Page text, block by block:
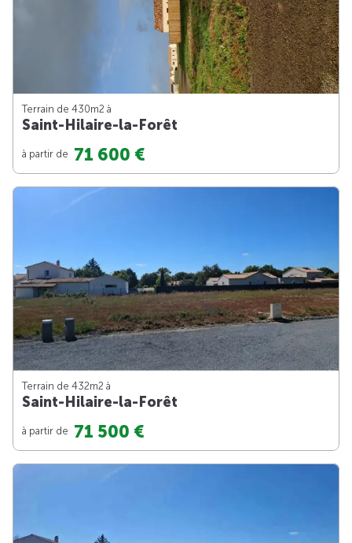
Terrain de 430m2 à
Saint-Hilaire-la-Forêt
à partir de 71 600 €
Terrain de 432m2 à
Saint-Hilaire-la-Forêt
à partir de 71 500 €